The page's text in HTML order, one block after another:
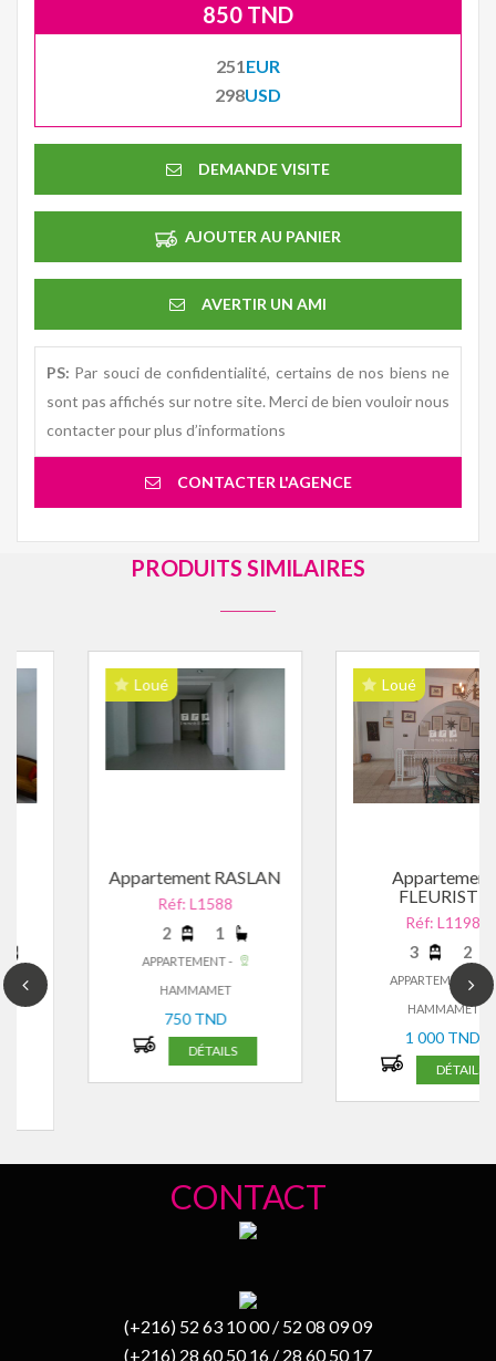
850 TND
251EUR
298USD
DEMANDE VISITE
AJOUTER AU PANIER
AVERTIR UN AMI
PS: Par souci de confidentialité, certains de nos biens ne
sont pas affichés sur notre site. Merci de bien vouloir nous
contacter pour plus d’informations
CONTACTER L'AGENCE
PRODUITS SIMILAIRES
Appartement RASLAN
Réf: L1588
APPARTEMENT -
DÉTAILS
Appartement
FLEURISTE
Réf: L1198
APPARTEMENT -
1 000 TND
DÉTAILS
CONTACT
(+216) 52 63 10 00 / 52 08 09 09
(+216) 28 60 50 16 / 28 60 50 17